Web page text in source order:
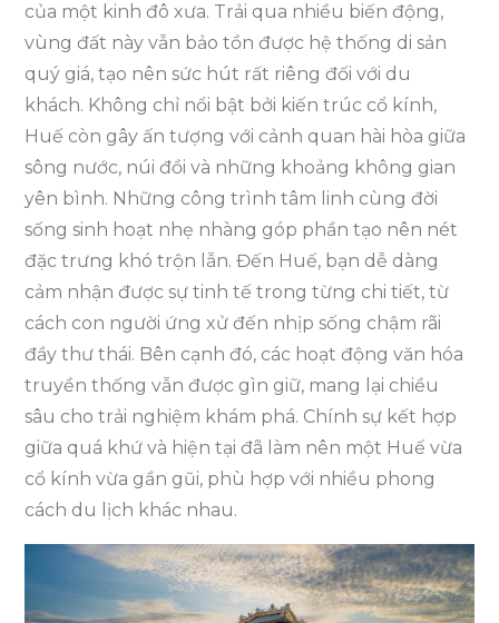
của một kinh đô xưa. Trải qua nhiều biến động,
vùng đất này vẫn bảo tồn được hệ thống di sản
quý giá, tạo nên sức hút rất riêng đối với du
khách. Không chỉ nổi bật bởi kiến trúc cổ kính,
Huế còn gây ấn tượng với cảnh quan hài hòa giữa
sông nước, núi đồi và những khoảng không gian
yên bình. Những công trình tâm linh cùng đời
sống sinh hoạt nhẹ nhàng góp phần tạo nên nét
đặc trưng khó trộn lẫn. Đến Huế, bạn dễ dàng
cảm nhận được sự tinh tế trong từng chi tiết, từ
cách con người ứng xử đến nhịp sống chậm rãi
đầy thư thái. Bên cạnh đó, các hoạt động văn hóa
truyền thống vẫn được gìn giữ, mang lại chiều
sâu cho trải nghiệm khám phá. Chính sự kết hợp
giữa quá khứ và hiện tại đã làm nên một Huế vừa
cổ kính vừa gần gũi, phù hợp với nhiều phong
cách du lịch khác nhau.